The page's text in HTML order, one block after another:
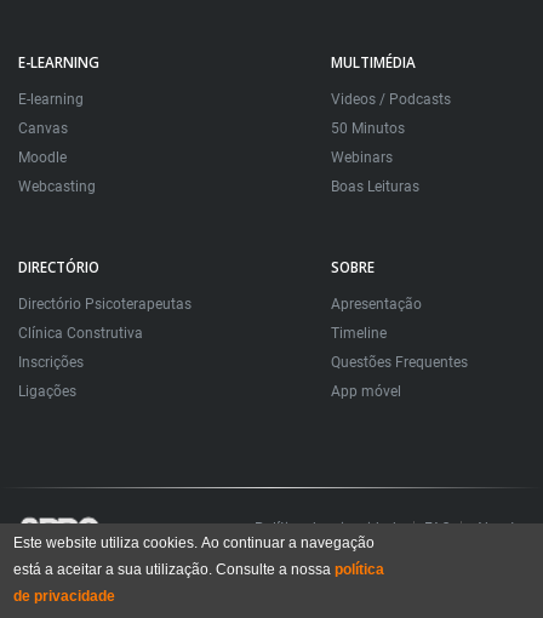
E-LEARNING
E-learning
Canvas
Moodle
Webcasting
MULTIMÉDIA
Videos / Podcasts
50 Minutos
Webinars
Boas Leituras
DIRECTÓRIO
Directório Psicoterapeutas
Clínica Construtiva
Inscrições
Ligações
SOBRE
Apresentação
Timeline
Questões Frequentes
App móvel
Política de privacidade FAQ About
Todos os direitos reservados. Sociedade Portuguesa de Psicoterapias Construtivistas
© 2006 – 2024
All rights reserved. Portuguese Society for Constructivist Psychotherapies
Este website utiliza cookies. Ao continuar a navegação
está a aceitar a sua utilização. Consulte a nossapolítica
de privacidade